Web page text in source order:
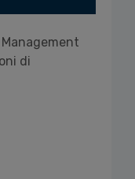
di